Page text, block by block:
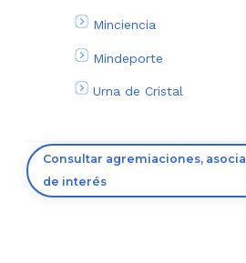
Minciencia
Mindeporte
Urna de Cristal
Consultar agremiaciones,
de interés